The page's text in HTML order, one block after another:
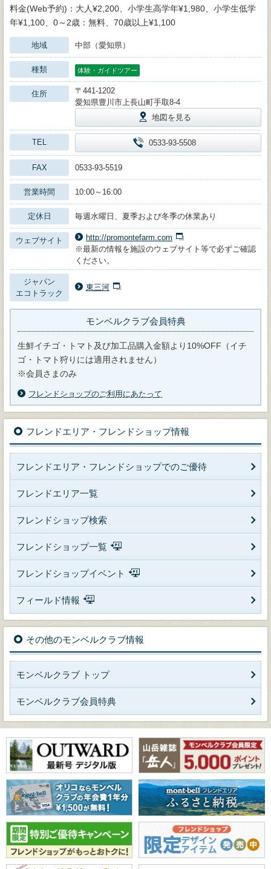
料金(Web予約)：大人¥2,200、小学生高学年¥1,980、小学生低学
年¥1,100、0～2歳：無料、70歳以上¥1,100
地域 中部（愛知県）
種類 体験・ガイドツアー
住所
〒441-1202
愛知県豊川市上長山町手取8-4
地図を見る
TEL 0533-93-5508
FAX 0533-93-5519
営業時間 10:00～16:00
定休日 毎週水曜日、夏季および冬季の休業あり
ウェブサイト
http://promontefarm.com
※最新の情報を施設のウェブサイト等で必ずご確認
ください。
ジャパン
エコトラック
東三河
モンベルクラブ会員特典
生鮮イチゴ・トマト及び加工品購入金額より10%OFF（イチ
ゴ・トマト狩りには適用されません）
※会員さまのみ
フレンドショップのご利用にあたって
フレンドエリア・フレンドショップ情報
フレンドエリア・フレンドショップでのご優待
フレンドエリア一覧
フレンドショップ検索
フレンドショップ一覧
フレンドショップイベント
フィールド情報
その他のモンベルクラブ情報
モンベルクラブ トップ
モンベルクラブ会員特典